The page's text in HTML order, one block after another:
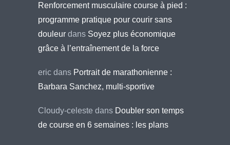
Renforcement musculaire course à pied :
programme pratique pour courir sans
douleur dans Soyez plus économique
grâce à l’entraînement de la force
eric dans Portrait de marathonienne :
Barbara Sanchez, multi-sportive
Cloudy-celeste dans Doubler son temps
de course en 6 semaines : les plans